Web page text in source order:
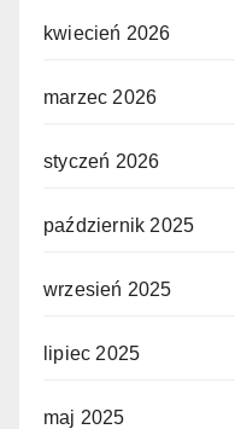
kwiecień 2026
marzec 2026
styczeń 2026
październik 2025
wrzesień 2025
lipiec 2025
maj 2025